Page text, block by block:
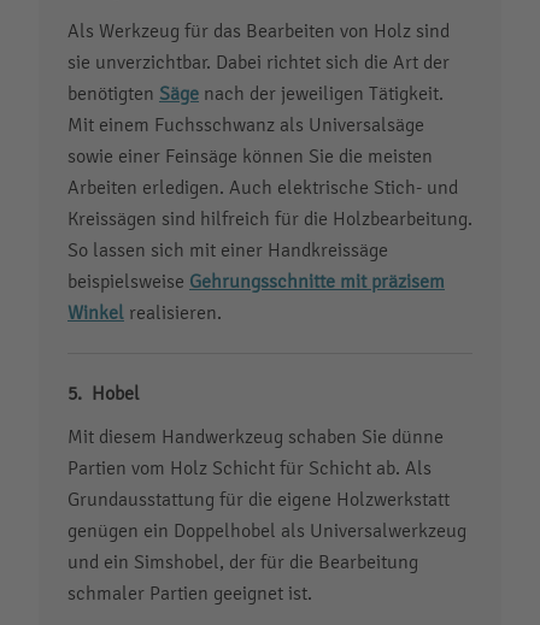
Als Werkzeug für das Bearbeiten von Holz sind
sie unverzichtbar. Dabei richtet sich die Art der
benötigten Säge nach der jeweiligen Tätigkeit.
Mit einem Fuchsschwanz als Universalsäge
sowie einer Feinsäge können Sie die meisten
Arbeiten erledigen. Auch elektrische Stich- und
Kreissägen sind hilfreich für die Holzbearbeitung.
So lassen sich mit einer Handkreissäge
beispielsweise Gehrungsschnitte mit präzisem
Winkel realisieren.
Hobel
Mit diesem Handwerkzeug schaben Sie dünne
Partien vom Holz Schicht für Schicht ab. Als
Grundausstattung für die eigene Holzwerkstatt
genügen ein Doppelhobel als Universalwerkzeug
und ein Simshobel, der für die Bearbeitung
schmaler Partien geeignet ist.